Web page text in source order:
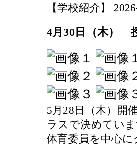
【学校紹介】
4月30日（木）
5月28日（木）開
ラスで決めてい
体育委員を中心